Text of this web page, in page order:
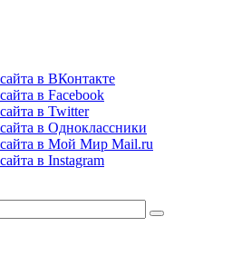
в ВКонтакте
в Facebook
в Twitter
в Одноклассники
в Мой Мир Mail.ru
в Instagram